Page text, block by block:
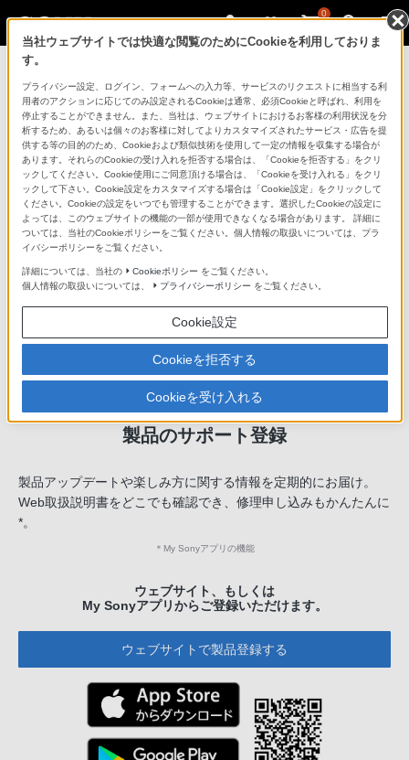
0
「できたらいいな」も
「安心」も
製品のサポート登録
製品アップデートや楽しみ方に関する情報を定期的にお届け。
Web取扱説明書をどこでも確認でき、修理申し込みもかんたんに
*。
＊ My Sonyアプリの機能
ウェブサイト、もしくは
My Sonyアプリからご登録いただけます。
ウェブサイトで製品登録する
当社ウェブサイトでは快適な閲覧のためにCookieを利用しておりま
す。
プライバシー設定、ログイン、フォームへの入力等、サービスのリクエストに相当する利
用者のアクションに応じてのみ設定されるCookieは通常、必須Cookieと呼ばれ、利用を
停止することができません。また、当社は、ウェブサイトにおけるお客様の利用状況を分
析するため、あるいは個々のお客様に対してよりカスタマイズされたサービス・広告を提
供する等の目的のため、Cookieおよび類似技術を使用して一定の情報を収集する場合が
あります。それらのCookieの受け入れを拒否する場合は、「Cookieを拒否する」をクリ
ックしてください。Cookie使用にご同意頂ける場合は、「Cookieを受け入れる」をクリ
ックして下さい。Cookie設定をカスタマイズする場合は「Cookie設定」をクリックして
ください。Cookieの設定をいつでも管理することができます。選択したCookieの設定に
よっては、このウェブサイトの機能の一部が使用できなくなる場合があります。 詳細に
ついては、当社のCookieポリシーをご覧ください。個人情報の取扱いについては、プラ
イバシーポリシーをご覧ください。
詳細については、当社の Cookieポリシー をご覧ください。
個人情報の取扱いについては、
プライバシーポリシー をご覧ください。
Cookie設定
Cookieを拒否する
Cookieを受け入れる